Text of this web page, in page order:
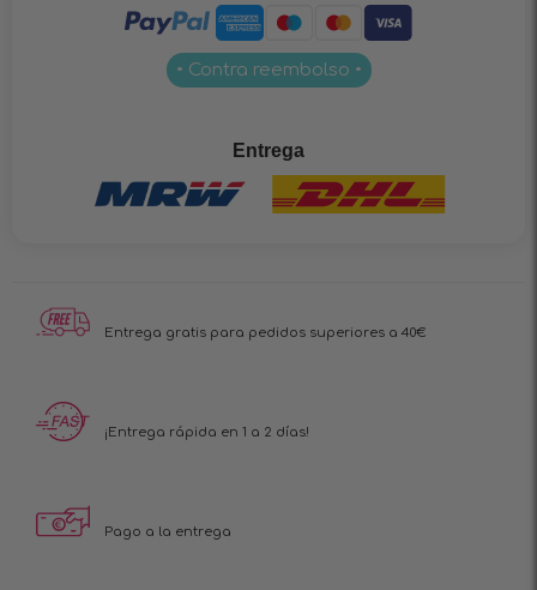
• Contra reembolso •
Entrega
Entrega gratis para pedidos superiores a 40€
¡Entrega rápida en 1 a 2 días!
Pago a la entrega